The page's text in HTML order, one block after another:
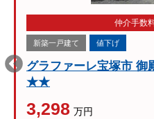
仲介手数
新築一戸建て 値下げ
グラファーレ宝塚市 御
★★
3,298 万円